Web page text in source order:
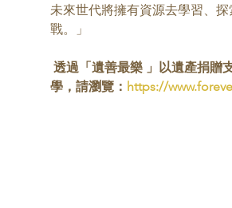
未來世代將擁有資源去學習、
戰。」
透過「遺善最樂 」以遺產捐贈
學，請瀏覽： https://